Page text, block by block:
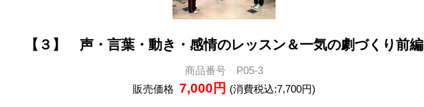
【３】 声・言葉・動き・感情のレッスン＆一気の劇づくり前編
商品番号 P05-3
販売価格 7,000円 (消費税込:7,700円)